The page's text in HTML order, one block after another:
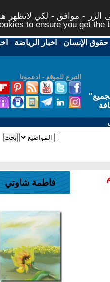
الزر - موافق - لكي لاتظهر
to ensure you get the
حقوق الإنسان - اخبار الرياضة -
التبرع للموقع - ادعمونا
"
فاطمة شاوتي